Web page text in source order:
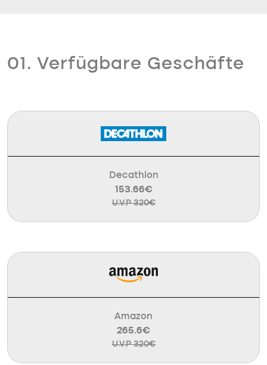
01. Verfügbare Geschäfte
Decathlon
153.66€
U.V.P 320€
Amazon
265.6€
U.V.P 320€